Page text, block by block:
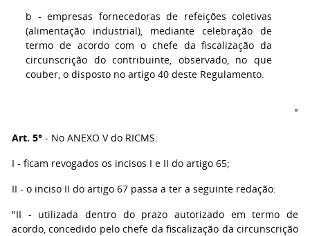
b - empresas fornecedoras de refeições coletivas
(alimentação industrial), mediante celebração de
termo de acordo com o chefe da fiscalização da
circunscrição do contribuinte, observado, no que
couber, o disposto no artigo 40 deste Regulamento.
"
Art. 5° - No ANEXO V do RICMS:
I - ficam revogados os incisos I e II do artigo 65;
II - o inciso II do artigo 67 passa a ter a seguinte redação:
"II - utilizada dentro do prazo autorizado em termo de
acordo, concedido pelo chefe da fiscalização da circunscrição